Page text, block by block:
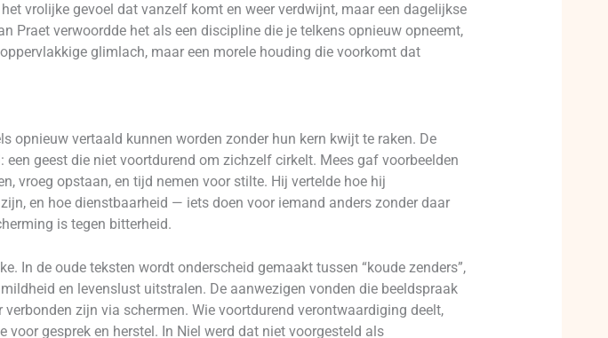
vrolijke gevoel dat vanzelf komt en weer verdwijnt, maar een dagelijkse
Praet verwoordde het als een discipline die je telkens opnieuw opneemt,
glimlach, maar een morele houding die voorkomt dat
opnieuw vertaald kunnen worden zonder hun kern kwijt te raken. De
geest die niet voortdurend om zichzelf cirkelt. Mees gaf voorbeelden
vroeg opstaan, en tijd nemen voor stilte. Hij vertelde hoe hij
en hoe dienstbaarheid — iets doen voor iemand anders zonder daar
is tegen bitterheid.
In de oude teksten wordt onderscheid gemaakt tussen “koude zenders”,
en levenslust uitstralen. De aanwezigen vonden die beeldspraak
zijn via schermen. Wie voortdurend verontwaardiging deelt,
gesprek en herstel. In Niel werd dat niet voorgesteld als